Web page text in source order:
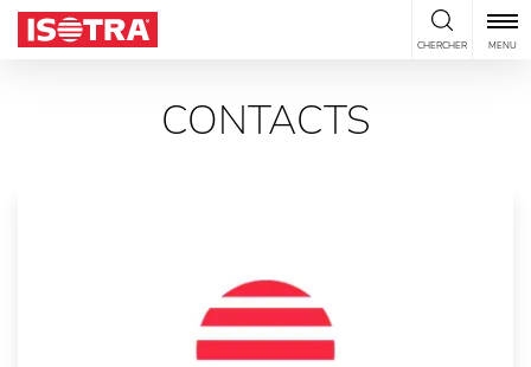
Passer au contenu
CHERCHER MENU
CONTACTS